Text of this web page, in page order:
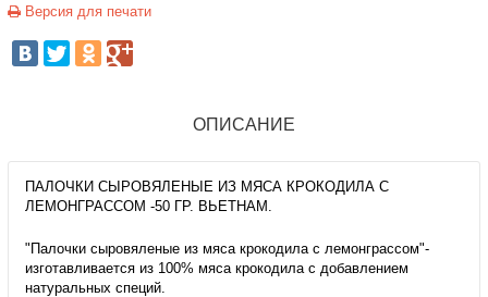
Версия для печати
ОПИСАНИЕ
ПАЛОЧКИ СЫРОВЯЛЕНЫЕ ИЗ МЯСА КРОКОДИЛА С
ЛЕМОНГРАССОМ -50 ГР. ВЬЕТНАМ.
"Палочки сыровяленые из мяса крокодила с лемонграссом"-
изготавливается из 100% мяса крокодила с добавлением
натуральных специй.